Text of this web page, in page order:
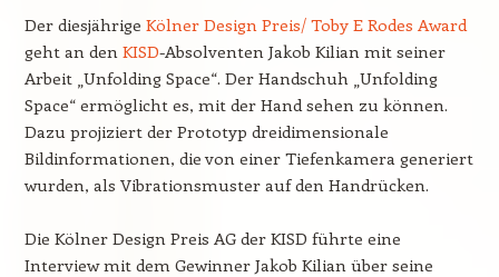
Der diesjährige Kölner Design Preis/ Toby E Rodes Award
geht an den KISD-Absolventen Jakob Kilian mit seiner
Arbeit „Unfolding Space“. Der Handschuh „Unfolding
Space“ ermöglicht es, mit der Hand sehen zu können.
Dazu projiziert der Prototyp dreidimensionale
Bildinformationen, die von einer Tiefenkamera generiert
wurden, als Vibrationsmuster auf den Handrücken.
Die Kölner Design Preis AG der KISD führte eine
Interview mit dem Gewinner Jakob Kilian über seine